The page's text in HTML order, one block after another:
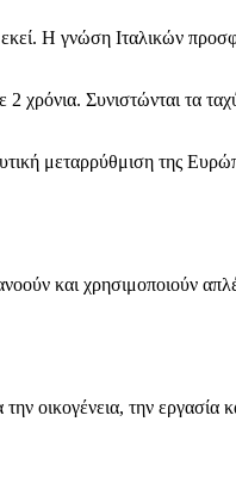
Η γνώση Ιταλικών
χρόνια. Συνιστώνται τα
μεταρρύθμιση της
και χρησιμοποιούν
οικογένεια, την εργασία